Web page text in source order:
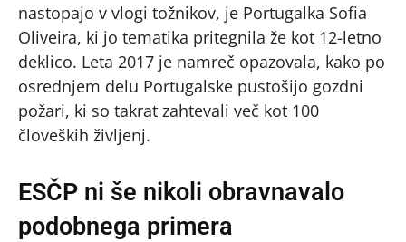
nastopajo v vlogi tožnikov, je Portugalka Sofia
Oliveira, ki jo tematika pritegnila že kot 12-letno
deklico. Leta 2017 je namreč opazovala, kako po
osrednjem delu Portugalske pustošijo gozdni
požari, ki so takrat zahtevali več kot 100
človeških življenj.
ESČP ni še nikoli obravnavalo
podobnega primera